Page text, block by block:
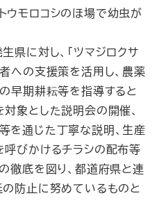
ウモロコシのほ場で幼虫が
県に対し、「ツマジロクサ
への支援策を活用し、農薬
早期耕耘等を指導すると
象とした説明会の開催、
を通じた丁寧な説明、生産
呼びかけるチラシの配布等
徹底を図り、都道府県と連
防止に努めているものと